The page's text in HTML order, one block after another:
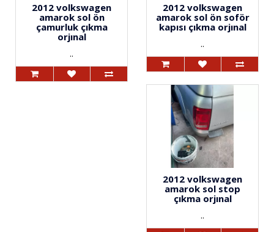
2012 volkswagen
amarok sol ön
çamurluk çıkma
orjınal
..
2012 volkswagen
amarok sol ön soför
kapısı çıkma orjınal
..
2012 volkswagen
amarok sol stop
çıkma orjınal
..